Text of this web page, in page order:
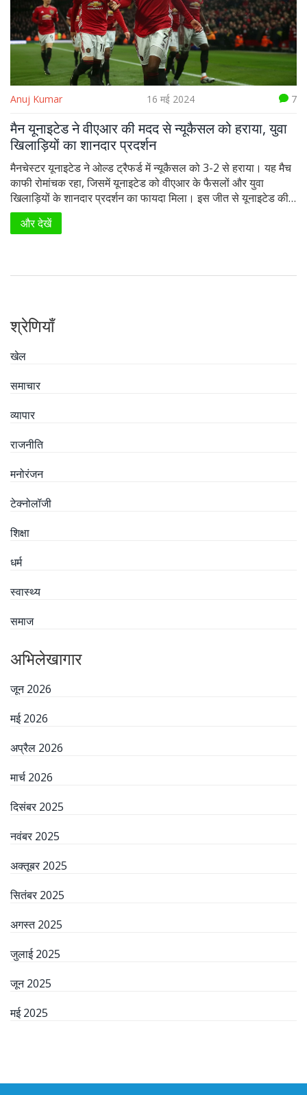
Anuj Kumar 16 मई 2024 7
मैन यूनाइटेड ने वीएआर की मदद से न्यूकैसल को हराया, युवा
खिलाड़ियों का शानदार प्रदर्शन
मैनचेस्टर यूनाइटेड ने ओल्ड ट्रैफर्ड में न्यूकैसल को 3-2 से हराया। यह मैच
काफी रोमांचक रहा, जिसमें यूनाइटेड को वीएआर के फैसलों और युवा
खिलाड़ियों के शानदार प्रदर्शन का फायदा मिला। इस जीत से यूनाइटेड की
अगले सीजन यूरोपीय फुटबॉल में क्वालीफाई करने की उम्मीदें बरकरार हैं।
और देखें
श्रेणियाँ
खेल
समाचार
व्यापार
राजनीति
मनोरंजन
टेक्नोलॉजी
शिक्षा
धर्म
स्वास्थ्य
समाज
अभिलेखागार
जून 2026
मई 2026
अप्रैल 2026
मार्च 2026
दिसंबर 2025
नवंबर 2025
अक्तूबर 2025
सितंबर 2025
अगस्त 2025
जुलाई 2025
जून 2025
मई 2025